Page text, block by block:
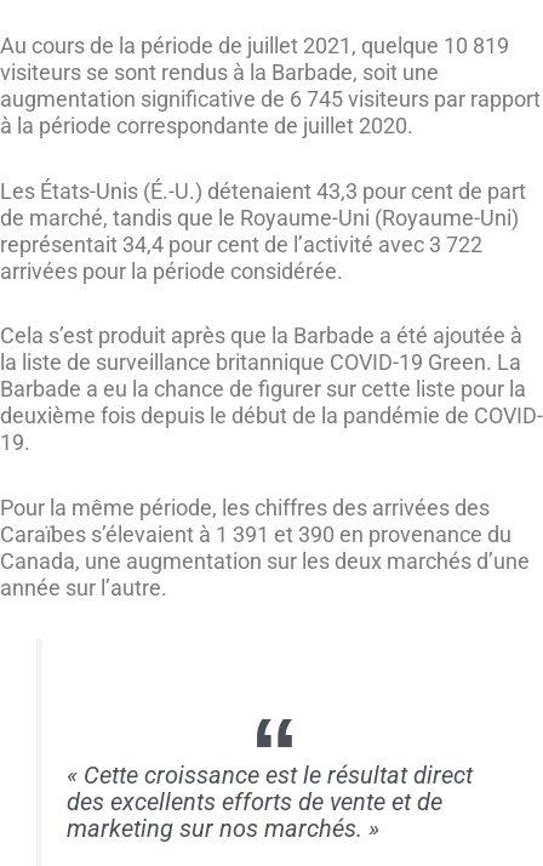
Au cours de la période de juillet 2021, quelque 10 819
visiteurs se sont rendus à la Barbade, soit une
augmentation significative de 6 745 visiteurs par rapport
à la période correspondante de juillet 2020.
Les États-Unis (É.-U.) détenaient 43,3 pour cent de part
de marché, tandis que le Royaume-Uni (Royaume-Uni)
représentait 34,4 pour cent de l’activité avec 3 722
arrivées pour la période considérée.
Cela s’est produit après que la Barbade a été ajoutée à
la liste de surveillance britannique COVID-19 Green. La
Barbade a eu la chance de figurer sur cette liste pour la
deuxième fois depuis le début de la pandémie de COVID-
19.
Pour la même période, les chiffres des arrivées des
Caraïbes s’élevaient à 1 391 et 390 en provenance du
Canada, une augmentation sur les deux marchés d’une
année sur l’autre.
« Cette croissance est le résultat direct
des excellents efforts de vente et de
marketing sur nos marchés. »